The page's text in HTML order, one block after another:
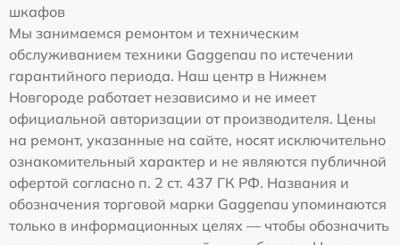
шкафов
Мы занимаемся ремонтом и техническим
обслуживанием техники Gaggenau по истечении
гарантийного периода. Наш центр в Нижнем
Новгороде работает независимо и не имеет
официальной авторизации от производителя. Цены
на ремонт, указанные на сайте, носят исключительно
ознакомительный характер и не являются публичной
офертой согласно п. 2 ст. 437 ГК РФ. Названия и
обозначения торговой марки Gaggenau упоминаются
только в информационных целях — чтобы обозначить